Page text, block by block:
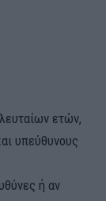
ετών,
υπεύθυνους
ή αν